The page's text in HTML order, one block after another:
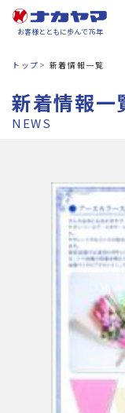
お客様とともに歩んで76年
トップ 新着情報一覧
新着情報一
NEWS